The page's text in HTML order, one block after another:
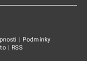
| Podmínky
| RSS